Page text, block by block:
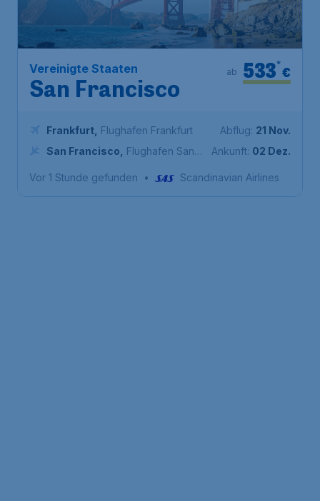
Vereinigte Staaten
San Francisco
€
533*
ab
Frankfurt Flughafen Frankfurt
San Francisco
Flughafen San
Abflug: 21 Nov.
Ankunft: 02 Dez.
Vor 1 Stunde gefunden • Scandinavian Airlines